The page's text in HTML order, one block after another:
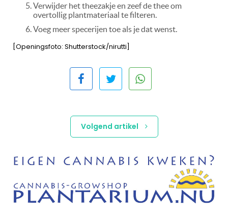
Verwijder het theezakje en zeef de thee om
overtollig plantmateriaal te filteren.
Voeg meer specerijen toe als je dat wenst.
[Openingsfoto: Shutterstock/nirutti]
Volgend artikel